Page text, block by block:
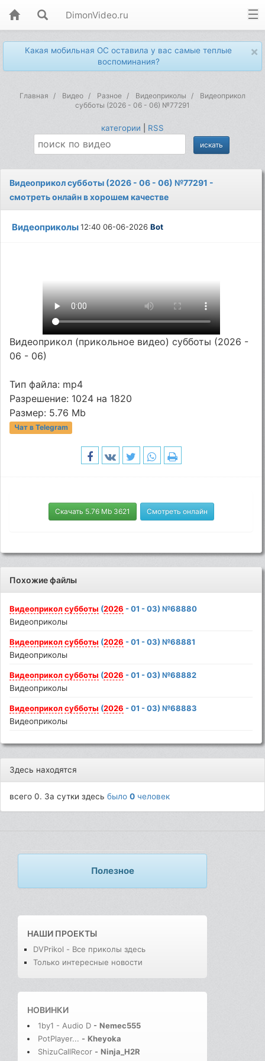
DimonVideo.ru
×
Какая мобильная ОС оставила у вас самые теплые
воспоминания?
Главная Видео Разное Видеоприколы
Видеоприкол
субботы (2026 - 06 - 06) №77291
категории RSS
Видеоприкол субботы (2026 - 06 - 06) №77291 -
смотреть онлайн в хорошем качестве
Видеоприколы12:40 06-06-2026Bot
Видеоприкол (прикольное видео) субботы (2026 -
06 - 06)
Тип файла: mp4
Разрешение: 1024 на 1820
Размер: 5.76 Mb
Чат в Telegram
Скачать 5.76 Mb 3621 Смотреть онлайн
Похожие файлы
Видеоприкол субботы (2026 - 01 - 03) №68880
Видеоприколы
Видеоприкол субботы (2026 - 01 - 03) №68881
Видеоприколы
Видеоприкол субботы (2026 - 01 - 03) №68882
Видеоприколы
Видеоприкол субботы (2026 - 01 - 03) №68883
Видеоприколы
Здесь находятся
всего 0. За сутки здесьбыло0 человек
Полезное
НАШИ ПРОЕКТЫ
DVPrikol - Все приколы здесь
Только интересные новости
НОВИНКИ
1by1 - Audio D - Nemec555
PotPlayer... - Kheyoka
ShizuCallRecor - Ninja_H2R